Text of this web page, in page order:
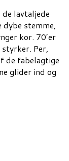
de lavtaljede
dybe stemme,
kor. 70’er
Per,
de fabelagtige
glider ind og